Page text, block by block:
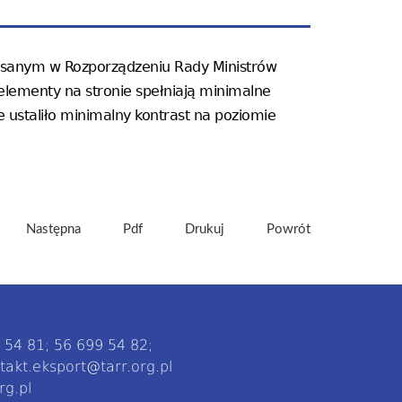
w Rozporządzeniu Rady Ministrów
na stronie spełniają minimalne
ustaliło minimalny kontrast na poziomie
Następna Pdf Drukuj Powrót
81; 56 699 54 82;